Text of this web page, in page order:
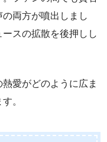
両方が噴出しまし
スの拡散を後押しし
愛がどのように広ま
。